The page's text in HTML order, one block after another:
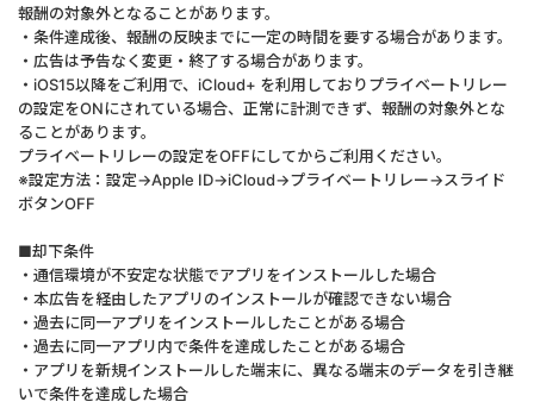
報酬の対象外となることがあります。
・条件達成後、報酬の反映までに一定の時間を要する場合があります。
・広告は予告なく変更・終了する場合があります。
・iOS15以降をご利用で、iCloud+ を利用しておりプライベートリレー
の設定をONにされている場合、正常に計測できず、報酬の対象外とな
ることがあります。
プライベートリレーの設定をOFFにしてからご利用ください。
※設定方法：設定→Apple ID→iCloud→プライベートリレー→スライド
ボタンOFF
■却下条件
・通信環境が不安定な状態でアプリをインストールした場合
・本広告を経由したアプリのインストールが確認できない場合
・過去に同一アプリをインストールしたことがある場合
・過去に同一アプリ内で条件を達成したことがある場合
・アプリを新規インストールした端末に、異なる端末のデータを引き継
いで条件を達成した場合